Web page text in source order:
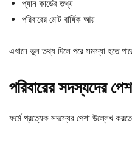
প্যান কার্ডের তথ্য
পরিবারের মোট বার্ষিক আয়
এখানে ভুল তথ্য দিলে পরে সমস্যা হতে
পরিবারের সদস্যদের
ফর্মে প্রত্যেক সদস্যের পেশা উল্লেখ